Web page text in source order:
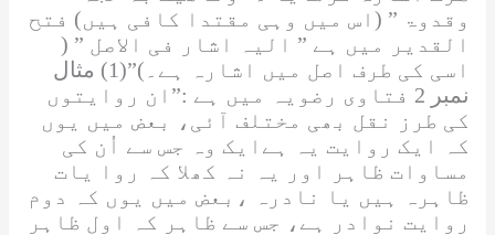
وقدوۃ ” (اس میں وہی مقتدا کافی ہیں) فتح
القدیر میں ہے ” الیہ اشار فی الاصل ” (
اسی کی طرف اصل میں اشارہ ہے۔)”(1)
مثال
نمبر 2
فتاوی رضویہ میں ہے :”ان روایتوں
کی طرز نقل بھی مختلف آئی، بعض میں یوں
کہ ایک روایت یہ ہےایک وہ جس سے اُن کی
مساوات ظاہر اور یہ نہ کھلا کہ روا یات
ظاہرہ ہیں یا نادرہ ،بعض میں یوں کہ دوم
روایت نوادر ہے، جس سے ظاہر کہ اول ظاہر